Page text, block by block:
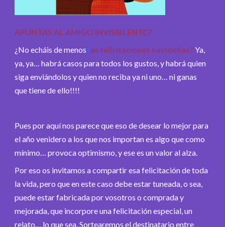
APUNTAS AL AMIGO INVISIBLENTC?
¿No echáis de menos las felicitaciones navideñas? Ya,
ya, ya… habrá casos para todos los gustos, y habrá quien
siga enviándolos y quien no reciba ya ni uno… ni ganas
que tiene de ello!!!!
Pues por aquí nos parece que eso de desear lo mejor para
el año venidero a los que nos importan es algo que como
mínimo… provoca optimismo, y ese es un valor al alza.
Por eso os invitamos a compartir esa felicitación de toda
la vida, pero que en este caso debe estar tuneada, o sea,
puede estar fabricada por vosotros o comprada y
mejorada, que incorpore una felicitación especial, un
relato… lo que sea. Sortearemos el destinatario entre